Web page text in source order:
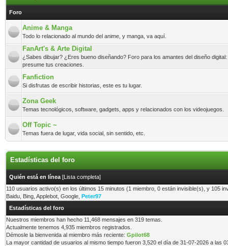
Foro
Anime & Manga
Todo lo relacionado al mundo del anime, y manga, va aquí.
FanArt's & Arte Digital
¿Sabes dibujar? ¿Eres bueno diseñando? Foro para los amantes del diseño
presume tus creaciones.
Fanfiction
Si disfrutas de escribir historias, este es tu lugar.
Zona Geek
Temas tecnológicos, software, gadgets, apps y relacionados con los videojuegos.
Off Topic ~
Temas fuera de lugar, vida social, sin sentido, etc.
Estadísticas del foro
Quién está en línea [Lista completa]
110 usuarios activo(s) en los últimos 15 minutos (1 miembro, 0 están invisible(s), y 105
Baidu, Bing, Applebot, Google, Peter97
Estadísticas del foro
Nuestros miembros han hecho 11,468 mensajes en 319 temas.
Actualmente tenemos 4,935 miembros registrados.
Démosle la bienvenida al miembro más reciente: Gpilot68
La mayor cantidad de usuarios al mismo tiempo fueron 3,520 el día de 31-07-2026 a las